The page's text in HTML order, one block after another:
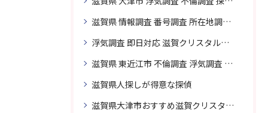
滋賀県 情報調査 番号調査 所在地調査 企業調査 探偵事務所
浮気調査 即日対応 滋賀クリスタル探偵事務所
滋賀県 東近江市 不倫調査 浮気調査 探偵 探偵事務所 無料相談 調査料金
滋賀県人探しが得意な探偵
滋賀県大津市おすすめ滋賀クリスタル探偵事務所